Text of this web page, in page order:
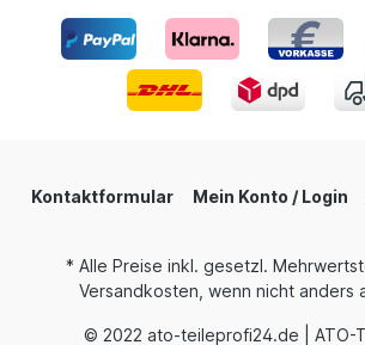
Kontaktformular Mein Konto / Login
* Alle Preise inkl. gesetzl.
Versandkosten, wenn nicht anders
© 2022 ato-teileprofi24.de | ATO-